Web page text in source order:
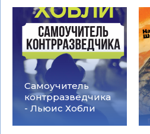
Самоучитель
контрразведчика
- Льюис Хобли